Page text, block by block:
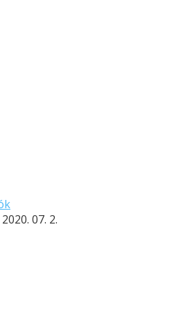
2020. 07. 2.